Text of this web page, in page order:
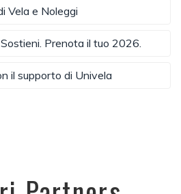
Vela e Noleggi
Prenota il tuo 2026.
il supporto di Univela